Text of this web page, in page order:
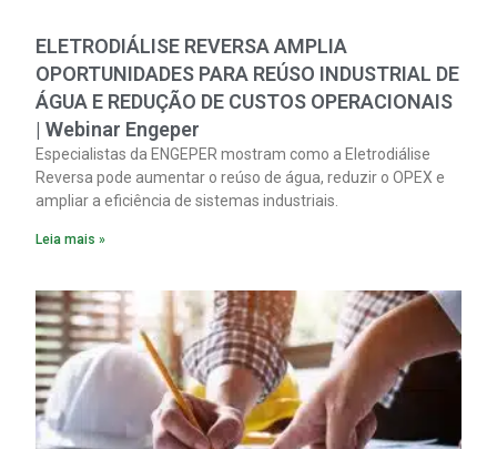
ELETRODIÁLISE REVERSA AMPLIA
OPORTUNIDADES PARA REÚSO INDUSTRIAL DE
ÁGUA E REDUÇÃO DE CUSTOS OPERACIONAIS
| Webinar Engeper
Especialistas da ENGEPER mostram como a Eletrodiálise
Reversa pode aumentar o reúso de água, reduzir o OPEX e
ampliar a eficiência de sistemas industriais.
Leia mais »